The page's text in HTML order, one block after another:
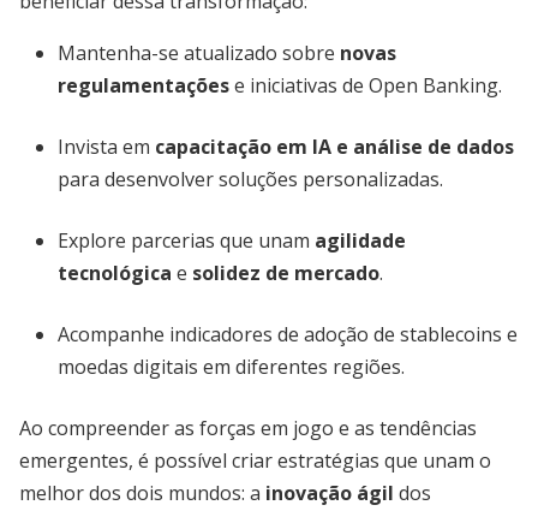
Mantenha-se atualizado sobre novas
regulamentaçõese iniciativas de Open Banking.
Invista em capacitação em IA e análise de dados
para desenvolver soluções personalizadas.
Explore parcerias que unam agilidade
tecnológica e solidez de mercado.
Acompanhe indicadores de adoção de stablecoins e
moedas digitais em diferentes regiões.
Ao compreender as forças em jogo e as tendências
emergentes, é possível criar estratégias que unam o
melhor dos dois mundos: a inovação ágil dos